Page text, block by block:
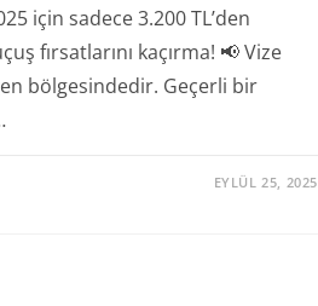
için sadece 3.200 TL’den
fırsatlarını kaçırma! 📢 Vize
bölgesindedir. Geçerli bir
EYLÜL 25, 2025